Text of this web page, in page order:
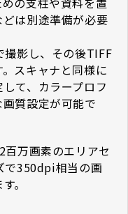
は別途準備が必要
撮影し、その後TIFF
スキャナと同様に
て、カラープロフ
質設定が可能で
万画素のエリアセ
で350dpi相当の画
。